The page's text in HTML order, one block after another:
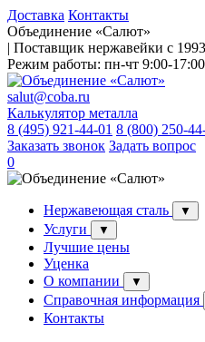
Доставка Контакты
Объединение «Салют»
| Поставщик нержавейки с
Режим работы: пн-чт 9:00-
salut@coba.ru
Калькулятор металла
8 (495) 921-44-01 8 (800) 250-
Заказать звонок Задать вопрос
0
Нержавеющая сталь ▼
Услуги ▼
Лучшие цены
Уценка
О компании
▼
Справочная информация
Контакты